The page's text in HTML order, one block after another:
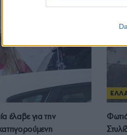
έλαβε για την